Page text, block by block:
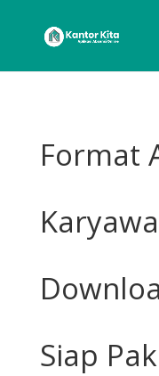
Format
Siap